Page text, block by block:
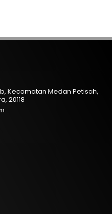
Kecamatan Medan Petisah,
20118